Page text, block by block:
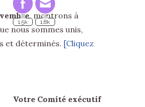
, montrons à
nous sommes unis,
et déterminés. [Cliquez
Votre Comité exécutif
1.5k 1.8k